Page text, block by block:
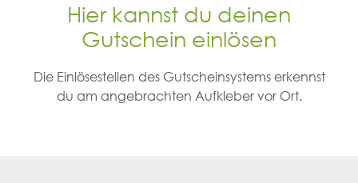
Hier kannst du deinen
Gutschein einlösen
Die Einlösestellen des Gutscheinsystems erkennst
du am angebrachten Aufkleber vor Ort.